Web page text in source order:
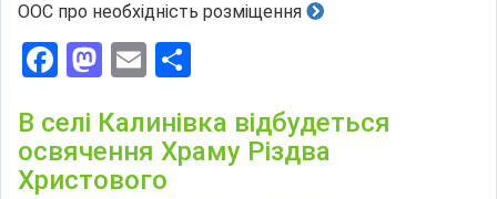
ООС про необхідність розміщення
Facebook
Mastodon
Email
В селі Калинівка відбудеться
освячення Храму Різдва
Христового